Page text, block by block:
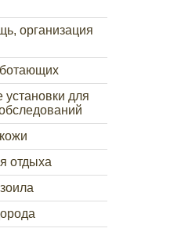
организация
для
отдыха